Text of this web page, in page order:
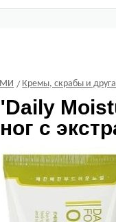
Кремы, скрабы и
с